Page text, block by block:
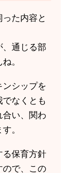
た内容と
通じる部
。
シップを
なくとも
い、関わ
。
る保育方針
ので、この